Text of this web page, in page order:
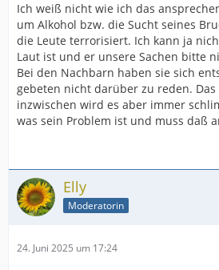
Ich weiß nicht wie ich das
um Alkohol bzw. die Sucht seines
die Leute terrorisiert. Ich kann ja
Laut ist und er unsere Sachen bitte
Bei den Nachbarn haben sie sich
gebeten nicht darüber zu reden. Das
inzwischen wird es aber immer
was sein Problem ist und muss daß
Elly
Moderatorin
24. Juni 2025 um 17:24